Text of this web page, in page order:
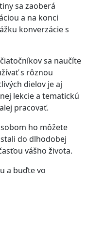
sa zaoberá
a na konci
konverzácie s
sa naučíte
s rôznou
dielov je aj
lekcie a tematickú
pracovať.
ho môžete
do dlhodobej
vášho života.
a buďte vo